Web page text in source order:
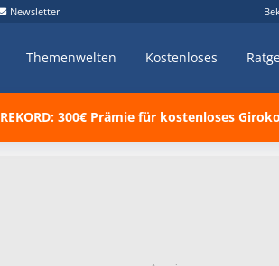
Newsletter
Themenwelten Kostenloses
REKORD: 300€ Prämie für kostenloses